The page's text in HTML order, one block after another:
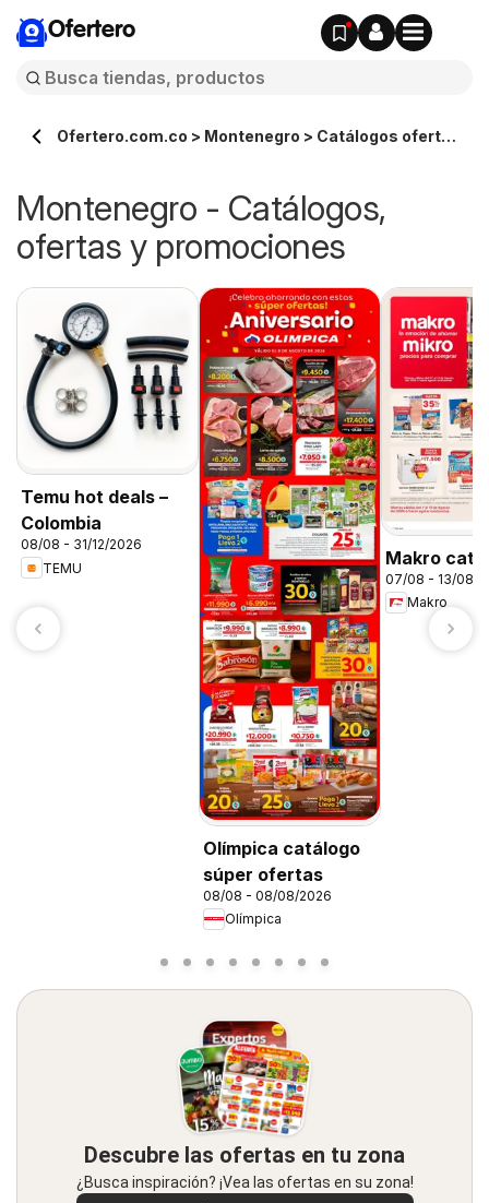
Ofertero
Ofertero.com.co > Montenegro > Catálogos ofertas
Montenegro - Catálogos,
ofertas y promociones
Temu hot deals –
Colombia
08/08 - 31/12/2026
TEMU
Olímpica catálogo
súper ofertas
08/08 - 08/08/2026
Olímpica
Makro
07/08 - 13/08/
Makro
Descubre las ofertas en tu zona
¿Busca inspiración? ¡Vea las ofertas en su zona!